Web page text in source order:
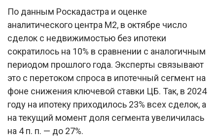
По данным Роскадастра и оценке
аналитического центра М2, в октябре число
сделок с недвижимостью без ипотеки
сократилось на 10% в сравнении с аналогичным
периодом прошлого года. Эксперты связывают
это с перетоком спроса в ипотечный сегмент на
фоне снижения ключевой ставки ЦБ. Так, в 2024
году на ипотеку приходилось 23% всех сделок, а
на текущий момент доля сегмента увеличилась
на 4 п. п. — до 27%.